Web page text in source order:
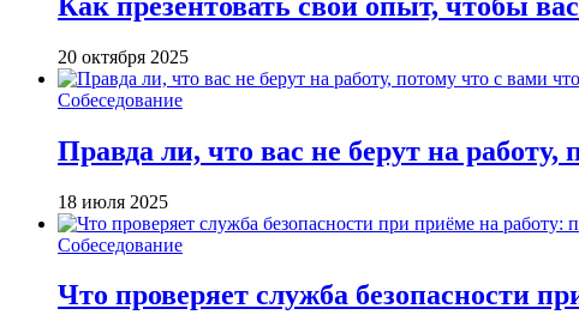
20 октября 2025
Собеседование
Правда ли, что вас не берут на работу,
18 июля 2025
Собеседование
Что проверяет служба безопасности